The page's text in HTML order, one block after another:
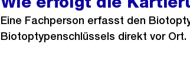
Eine Fachperson erfasst den
Biotoptypenschlüssels direkt vor Ort.